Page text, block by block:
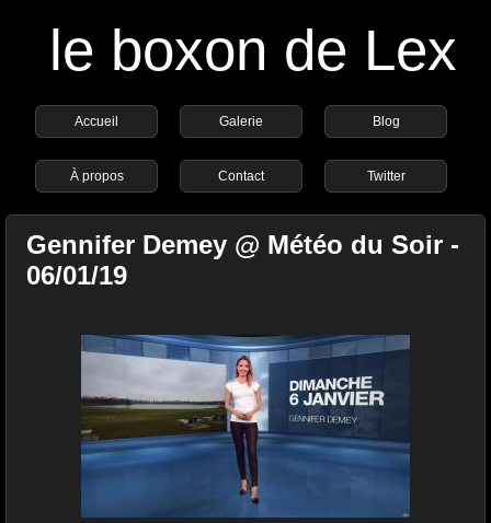
le boxon de Lex
Accueil Galerie Blog
À propos Contact Twitter
Gennifer Demey @ Météo du Soir -
06/01/19